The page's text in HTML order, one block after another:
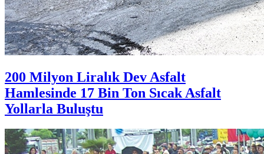
200 Milyon Liralık Dev Asfalt
Hamlesinde 17 Bin Ton Sıcak Asfalt
Yollarla Buluştu